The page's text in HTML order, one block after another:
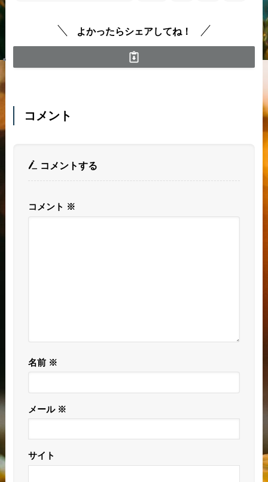
よかったらシェアしてね！
コメント
コメントする
コメント ※
名前 ※
メール ※
サイト